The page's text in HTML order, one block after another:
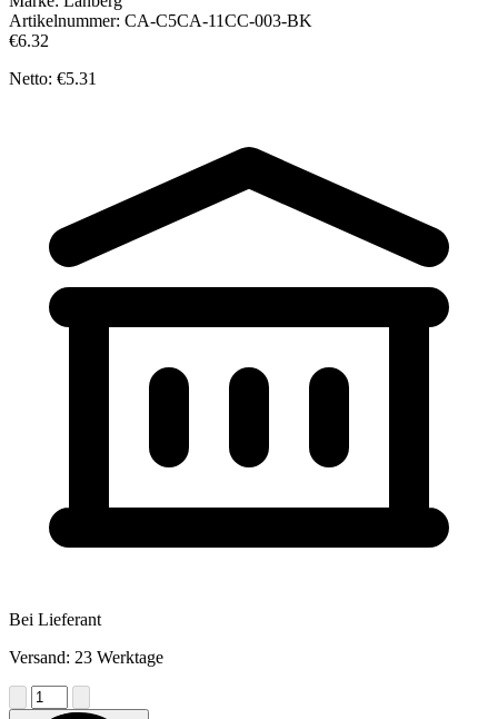
Artikelnummer: CA-C5CA-11CC-003-BK
€6.32
Netto: €5.31
Bei Lieferant
Versand: 23 Werktage